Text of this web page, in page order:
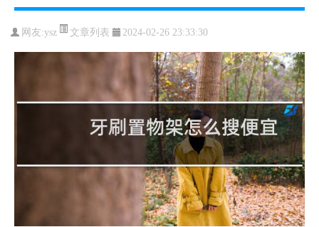
网友:ysz 文章列表 2024-02-26 23:33:30